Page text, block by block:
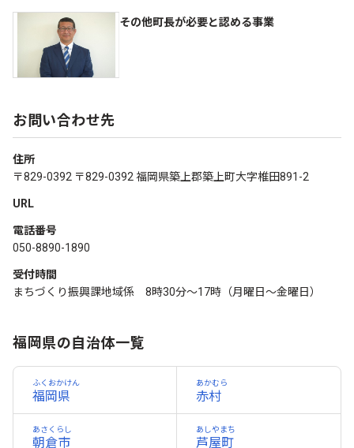
その他町長が必要と認める事業
お問い合わせ先
住所
〒829-0392 〒829-0392 福岡県築上郡築上町大字椎田891-2
URL
電話番号
050-8890-1890
受付時間
まちづくり振興課地域係 8時30分～17時（月曜日～金曜日）
福岡県の自治体一覧
福岡県
ふくおかけん
赤村
あかむら
朝倉市
あさくらし
芦屋町
あしやまち